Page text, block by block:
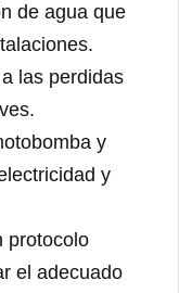
de agua que
las perdidas
y
y
protocolo
el adecuado